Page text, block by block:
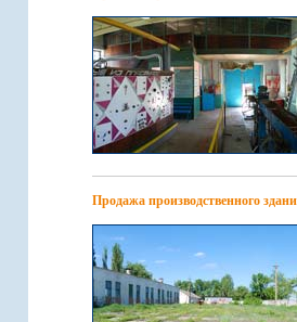
Продажа производственного